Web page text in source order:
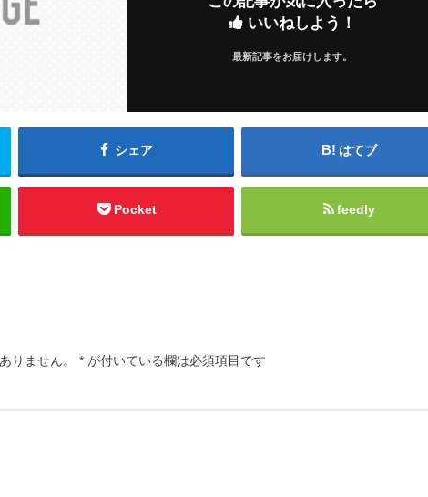
いいねしよう！
最新記事をお届けします。
シェア はてブ
Pocket feedly
りません。 * が付いている欄は必須項目です